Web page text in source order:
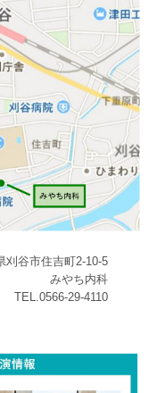
刈谷市住吉町2-10-5
みやち内科
TEL.0566-29-4110